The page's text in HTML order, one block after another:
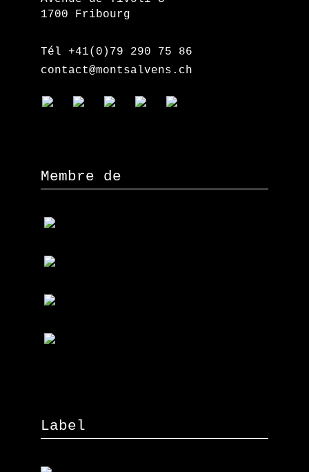
1700 Fribourg
Tél +41(0)79 290 75 86
contact@montsalvens.ch
Membre de
Label